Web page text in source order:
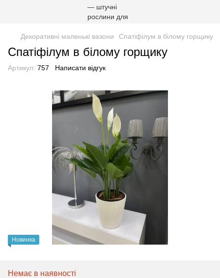
Декоративні маленькі вазони Спатіфілум в білому горщику
Спатіфілум в білому горщику
Артикул: 757 Написати відгук
Новинка
Немає в наявності